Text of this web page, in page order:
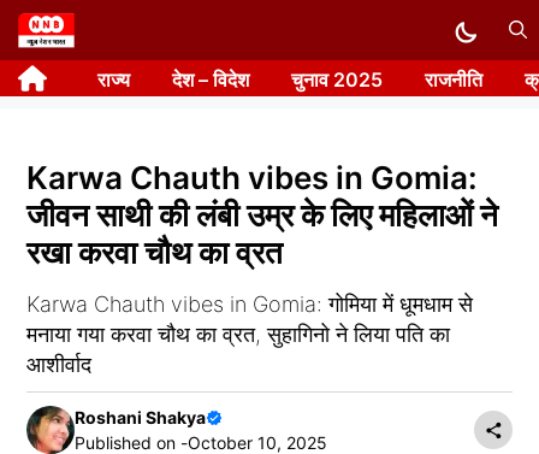
Skip
to
content राज्य देश – विदेश चुनाव 2025 राजनीति
Karwa Chauth vibes in Gomia:
जीवन साथी की लंबी उम्र के लिए महिलाओं ने
रखा करवा चौथ का व्रत
Karwa Chauth vibes in Gomia: गोमिया में धूमधाम से
मनाया गया करवा चौथ का व्रत, सुहागिनो ने लिया पति का
आशीर्वाद
Roshani Shakya
Published on -October 10, 2025